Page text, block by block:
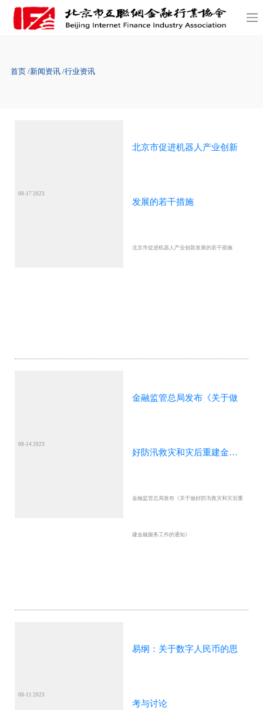
首页 新闻资讯 行业资讯
08-17 2023
北京市促进机器人产业创新
发展的若干措施
北京市促进机器人产业创新发展的若干措施
08-14 2023
金融监管总局发布《关于做
好防汛救灾和灾后重建金融
金融监管总局发布《关于做好防汛救灾和灾后重
建金融服务工作的通知》
08-11 2023
易纲：关于数字人民币的思
考与讨论